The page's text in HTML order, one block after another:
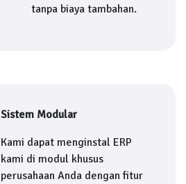
tanpa biaya tambahan.
Sistem Modular
Kami dapat menginstal ERP
kami di modul khusus
perusahaan Anda dengan fitur